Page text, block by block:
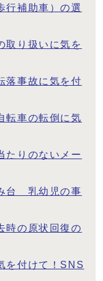
行補助車）の選
取り扱いに気を
落事故に気を付
転車の転倒に気
たりのないメー
台 乳幼児の事
時の原状回復の
を付けて！SNS